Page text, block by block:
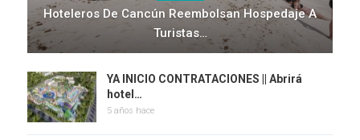
Hoteleros De Cancún Reembolsan Hospedaje A
Turistas…
YA INICIO CONTRATACIONES || Abrirá
hotel…
5 años hace